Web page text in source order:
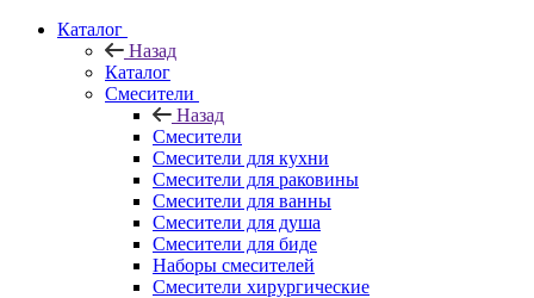
Каталог
Назад
Каталог
Смесители
Назад
Смесители
Смесители для кухни
Смесители для раковины
Смесители для ванны
Смесители для душа
Смесители для биде
Наборы смесителей
Смесители хирургические